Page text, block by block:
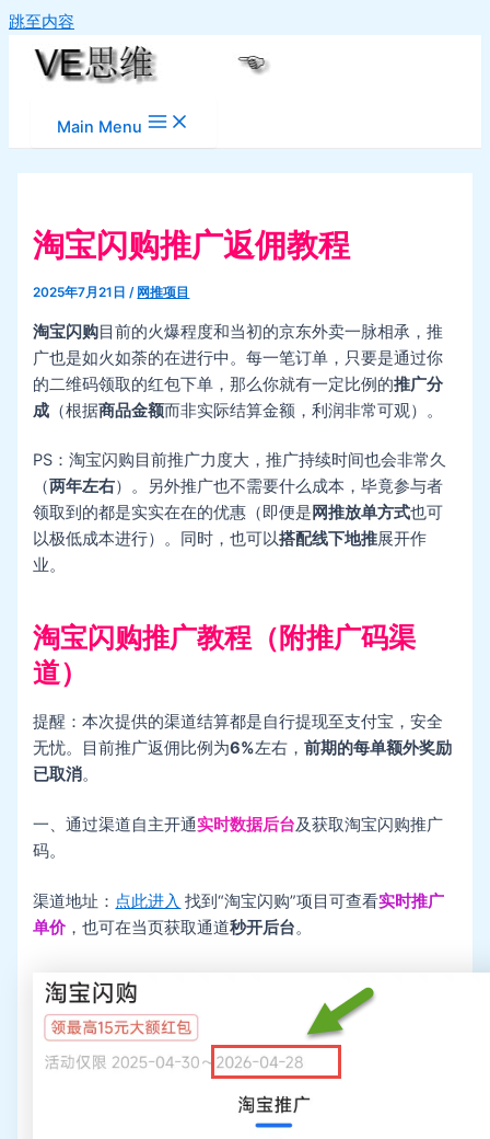
跳至内容
Main Menu
淘宝闪购推广返佣教程
2025年7月21日/ 网推项目
淘宝闪购目前的火爆程度和当初的京东外卖一脉相承，推
广也是如火如荼的在进行中。每一笔订单，只要是通过你
的二维码领取的红包下单，那么你就有一定比例的推广分
成 （根据商品金额而非实际结算金额，利润非常可观）。
PS：淘宝闪购目前推广力度大，推广持续时间也会非常久
（两年左右）。另外推广也不需要什么成本，毕竟参与者
领取到的都是实实在在的优惠（即便是 网推放单方式也可
以极低成本进行）。同时，也可以搭配线下地推展开作
业。
淘宝闪购推广教程（附推广码渠
道）
提醒：本次提供的渠道结算都是自行提现至支付宝，安全
无忧。目前推广返佣比例为6%左右，前期的每单额外奖励
已取消。
一、通过渠道自主开通实时数据后台及获取淘宝闪购推广
码。
渠道地址： 点此进入 找到“淘宝闪购”项目可查看实时推广
单价 ，也可在当页获取通道秒开后台。